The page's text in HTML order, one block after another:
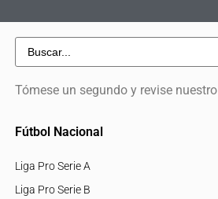
Tómese un segundo y revise nuestro
Fútbol Nacional
Liga Pro Serie A
Liga Pro Serie B